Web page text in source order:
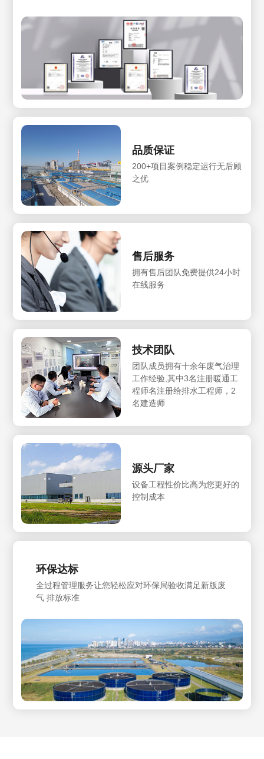
品质保证
200+项目案例稳定运行无后顾
之优
售后服务
拥有售后团队免费提供24小时
在线服务
技术团队
团队成员拥有十余年废气治理
工作经验,其中3名注册暖通工
程师名注册给排水工程师，2
名建造师
源头厂家
设备工程性价比高为您更好的
控制成本
环保达标
全过程管理服务让您轻松应对环保局验收满足新版废
气 排放标准